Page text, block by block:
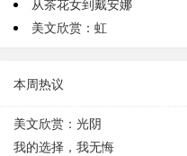
从茶花女到戴安娜
美文欣赏：虹
本周热议
美文欣赏：光阴
我的选择，我无悔